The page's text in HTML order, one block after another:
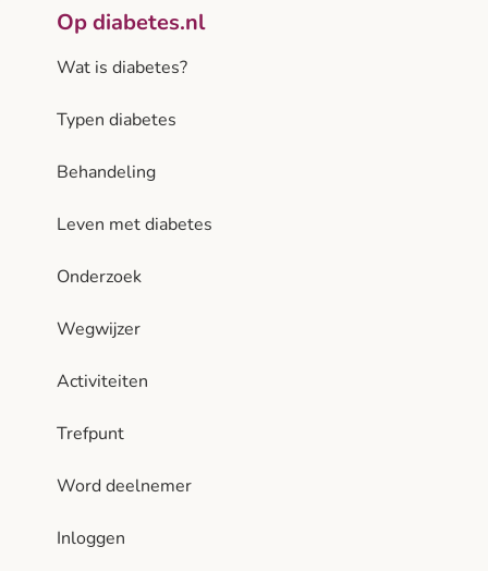
Op diabetes.nl
Wat is diabetes?
Typen diabetes
Behandeling
Leven met diabetes
Onderzoek
Wegwijzer
Activiteiten
Trefpunt
Word deelnemer
Inloggen